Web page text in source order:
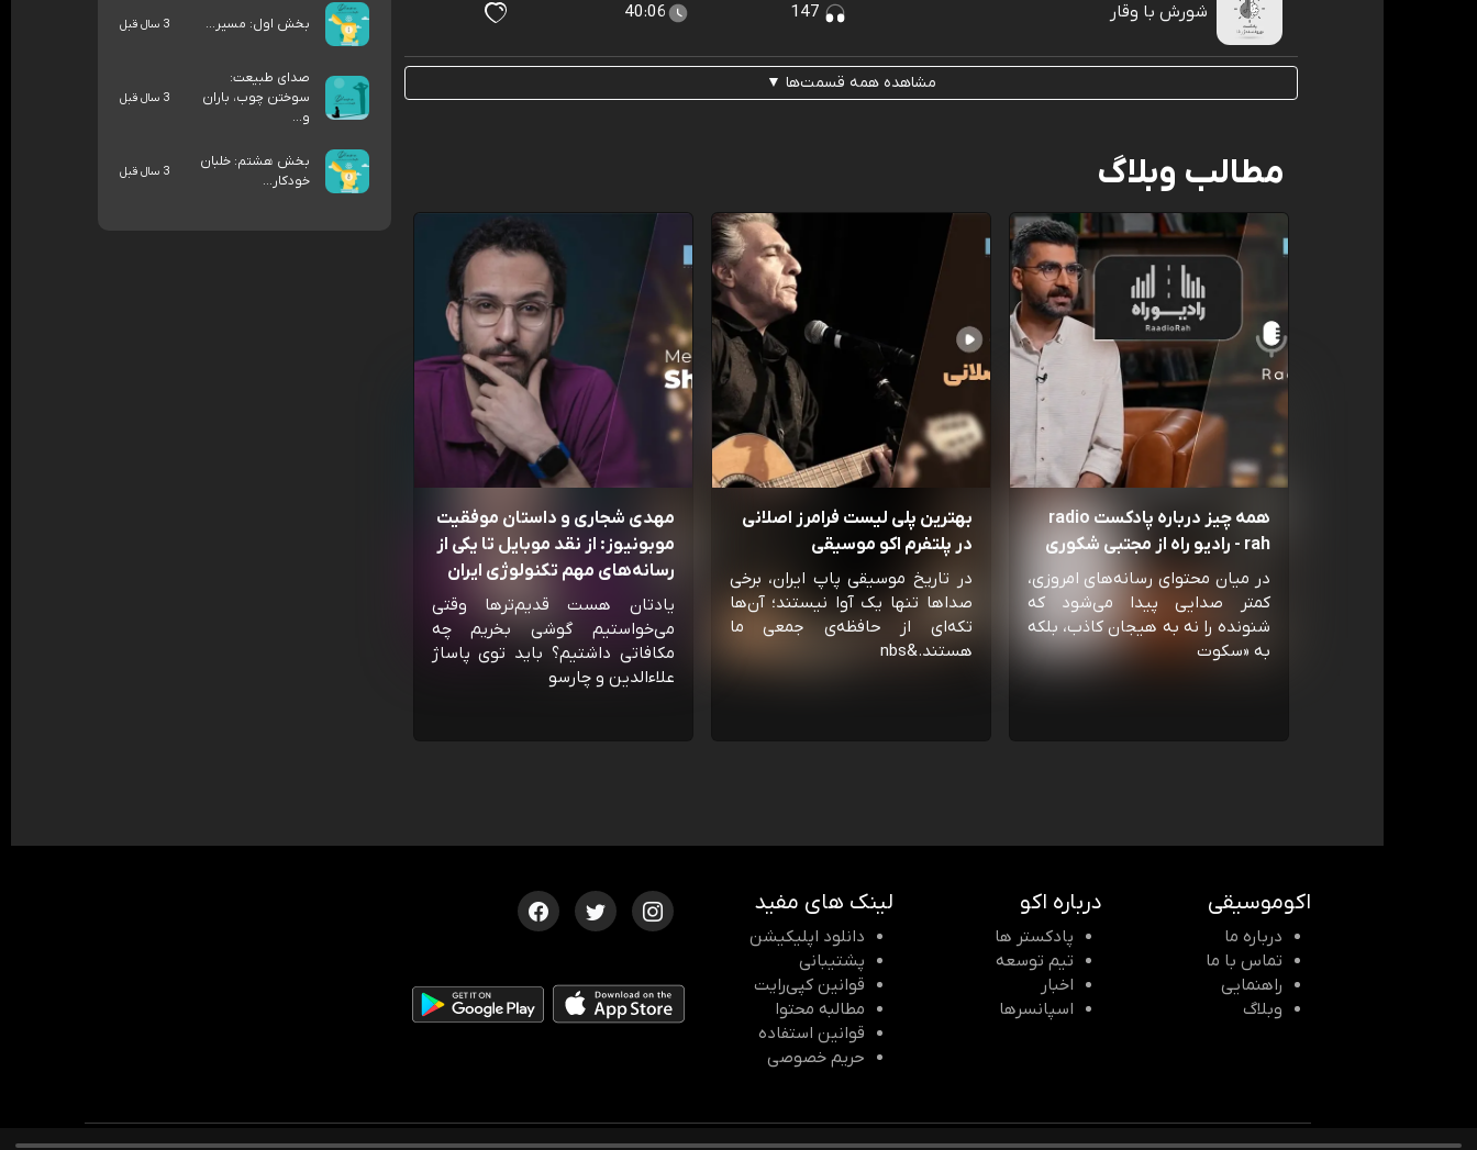
شورش با وقار 40:06
مشاهده همه قسمت‌ها ▼
مطالب وبلاگ
همه چیز درباره پادکست radio
rah - رادیو راه از مجتبی شکوری
در میان محتوای رسانه‌های امروزی،
کمتر صدایی پیدا می‌شود که
شنونده را نه به هیجان کاذب، بلکه
به «سکوت
بهترین پلی لیست فرامرز اصلانی
در پلتفرم اکو موسیقی
در تاریخ موسیقی پاپ ایران، برخی
صداها تنها یک آوا نیستند؛ آن‌ها
تکه‌ای از حافظه‌ی جمعی ما
هستند.&nbs
مهدی شجاری و داستان موفقیت
موبونیوز: از نقد موبایل تا یکی از
رسانه‌‌های مهم تکنولوژی ایران
یادتان هست قدیم‌ترها وقتی
می‌خواستیم گوشی بخریم چه
مکافاتی داشتیم؟ باید توی پاساژ
علاءالدین و چارسو
بخش اول: مسیر... 3 سال قبل
صدای طبیعت:
سوختن چوب، باران
و...
3 سال قبل
بخش هشتم: خلبان
خودکار...
3 سال قبل
اکوموسیقی
درباره ما
تماس با ما
راهنمایی
وبلاگ
درباره اکو
پادکستر ها
تیم توسعه
اخبار
اسپانسرها
لینک های مفید
دانلود اپلیکیشن
پشتیبانی
قوانین کپی‌رایت
مطالبه محتوا
قوانین استفاده
حریم خصوصی